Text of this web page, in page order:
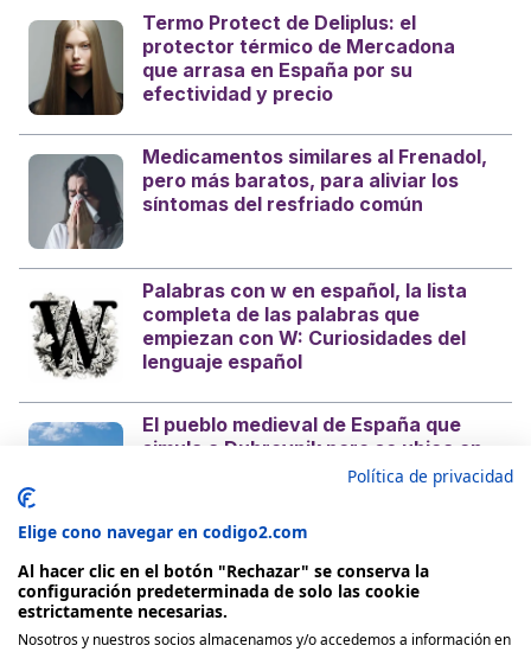
Termo Protect de Deliplus: el
protector térmico de Mercadona
que arrasa en España por su
efectividad y precio
Medicamentos similares al Frenadol,
pero más baratos, para aliviar los
síntomas del resfriado común
Palabras con w en español, la lista
completa de las palabras que
empiezan con W: Curiosidades del
lenguaje español
El pueblo medieval de España que
simula a Dubrovnik pero se ubica en
la costa mediterráneaPolítica de privacidad
Elige cono navegar en codigo2.com
Al hacer clic en el botón "Rechazar" se conserva la
configuración predeterminada de solo las cookie
estrictamente necesarias.
Nosotros y nuestros socios almacenamos y/o accedemos a información en